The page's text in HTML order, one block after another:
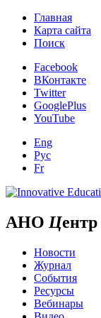
Главная
Карта сайта
Поиск
Facebook
ВКонтакте
Twitter
GooglePlus
YouTube
Eng
Рус
Fr
АНО Центр
Новости
Журнал
События
Ресурсы
Вебинары